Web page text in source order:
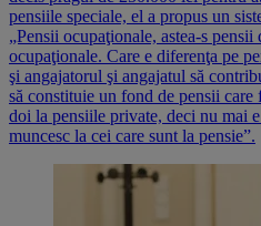
pensiile speciale, el a propus un
„Pensii ocupaţionale, astea-s
ocupaţionale. Care e diferenţa pe
şi angajatorul şi angajatul să
să constituie un fond de pensii
doi la pensiile private, deci nu mai
muncesc la cei care sunt la pensie”.